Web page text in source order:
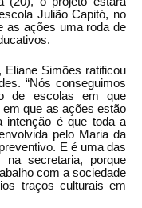
Julião Capitó, no
as ações uma roda de
Eliane Simões ratificou
“Nós conseguimos
de escolas em que
que as ações estão
intenção é que toda a
pelo Maria da
E é uma das
secretaria, porque
com a sociedade
traços culturais em